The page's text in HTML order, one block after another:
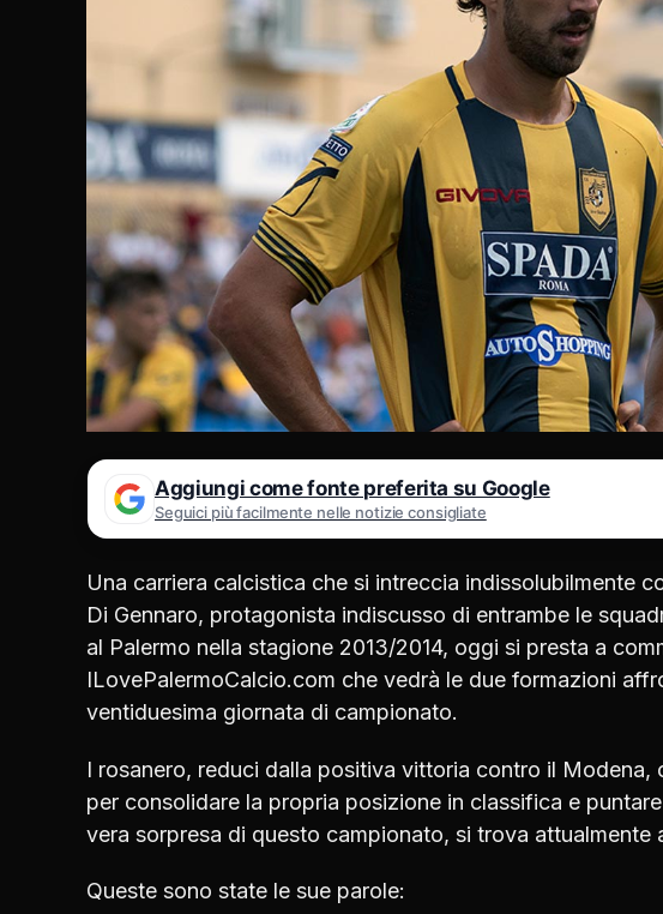
Aggiungi come fonte preferita su Google
Seguici più facilmente nelle notizie consigliate
Una carriera calcistica che si intreccia indissolubilmente
Di Gennaro, protagonista indiscusso di entrambe le
al Palermo nella stagione 2013/2014, oggi si presta a
ILovePalermoCalcio.com che vedrà le due formazioni
ventiduesima giornata di campionato.
I rosanero, reduci dalla positiva vittoria contro il Modena,
per consolidare la propria posizione in classifica e
vera sorpresa di questo campionato, si trova attualmente
Queste sono state le sue parole: